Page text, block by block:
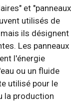
et "panneaux
utilisés de
ils désignent
Les panneaux
l'énergie
ou un fluide
utilisé pour le
la production